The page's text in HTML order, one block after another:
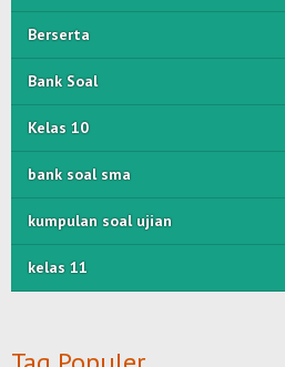
Berserta
Bank Soal
Kelas 10
bank soal sma
kumpulan soal ujian
kelas 11